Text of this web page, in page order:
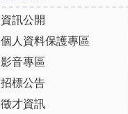
資訊公開
個人資料保護專區
影音專區
招標公告
徵才資訊